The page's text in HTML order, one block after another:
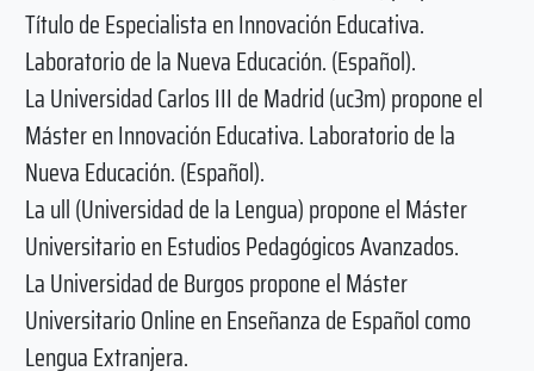
Título de Especialista en Innovación Educativa.
Laboratorio de la Nueva Educación. (Español).
La Universidad Carlos III de Madrid (uc3m) propone el
Máster en Innovación Educativa. Laboratorio de la
Nueva Educación. (Español).
La ull (Universidad de la Lengua) propone el Máster
Universitario en Estudios Pedagógicos Avanzados.
La Universidad de Burgos propone el Máster
Universitario Online en Enseñanza de Español como
Lengua Extranjera.